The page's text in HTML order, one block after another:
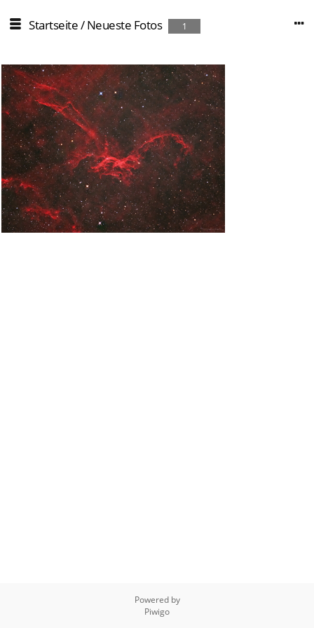
Startseite/Neueste Fotos 1
Powered by
Piwigo